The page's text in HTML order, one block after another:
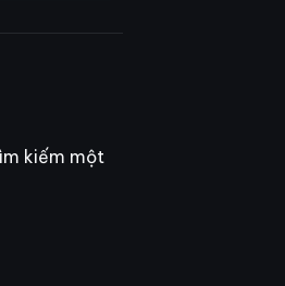
kiếm một